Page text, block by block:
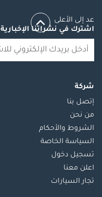
عد إلى الأعلى
اشترك في نشراتنا الإخبارية
شركة
إتصل بنا
من نحن
الشروط والأحكام
السياسة الخاصة
تسجيل دخول
اعلن معنا
تجار السيارات